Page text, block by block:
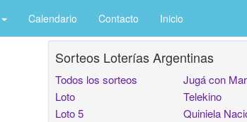
Calendario Contacto Inicio
Sorteos Loterías Argentinas
Todos los sorteos
Loto
Loto 5
Jugá con
Telekino
Quiniela